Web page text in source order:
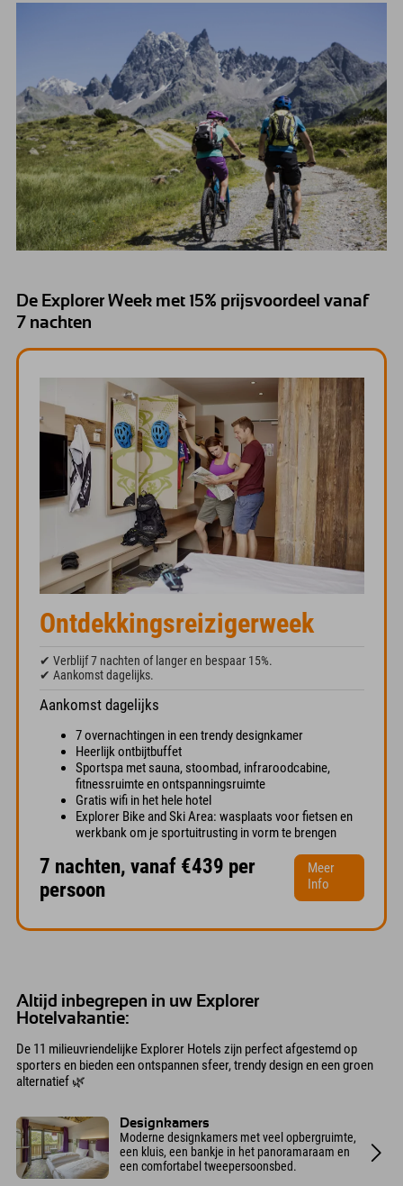
De Explorer Week met 15% prijsvoordeel vanaf
7 nachten
Ontdekkingsreizigerweek
✔ Verblijf 7 nachten of langer en bespaar 15%.
✔ Aankomst dagelijks.
Aankomst dagelijks
7 overnachtingen in een trendy designkamer
Heerlijk ontbijtbuffet
Sportspa met sauna, stoombad, infraroodcabine,
fitnessruimte en ontspanningsruimte
Gratis wifi in het hele hotel
Explorer Bike and Ski Area: wasplaats voor fietsen en
werkbank om je sportuitrusting in vorm te brengen
7 nachten, vanaf €439 per
persoon
Meer
Info
Altijd inbegrepen in uw Explorer
Hotelvakantie:
De 11 milieuvriendelijke Explorer Hotels zijn perfect afgestemd op
sporters en bieden een ontspannen sfeer, trendy design en een groen
alternatief 🌿
Designkamers
Moderne designkamers met veel opbergruimte,
een kluis, een bankje in het panoramaraam en
een comfortabel tweepersoonsbed.